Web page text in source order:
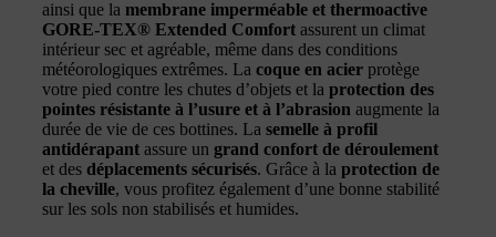
ainsi que la membrane imperméable et thermoactive
GORE-TEX® Extended Comfort assurent un climat
intérieur sec et agréable, même dans des conditions
météorologiques extrêmes. La coque en acier protège
votre pied contre les chutes d’objets et la protection des
pointes résistante à l’usure et à l’abrasion augmente la
durée de vie de ces bottines. La semelle à profil
antidérapant assure un grand confort de déroulement
et des déplacements sécurisés. Grâce à la protection de
la cheville, vous profitez également d’une bonne stabilité
sur les sols non stabilisés et humides.